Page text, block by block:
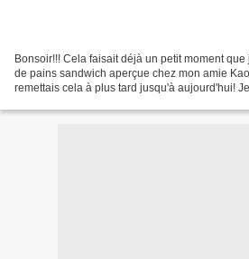
Bonsoir!!! Cela faisait déjà un petit moment
de pains sandwich aperçue chez mon amie
remettais cela à plus tard jusqu'à aujourd'hui!